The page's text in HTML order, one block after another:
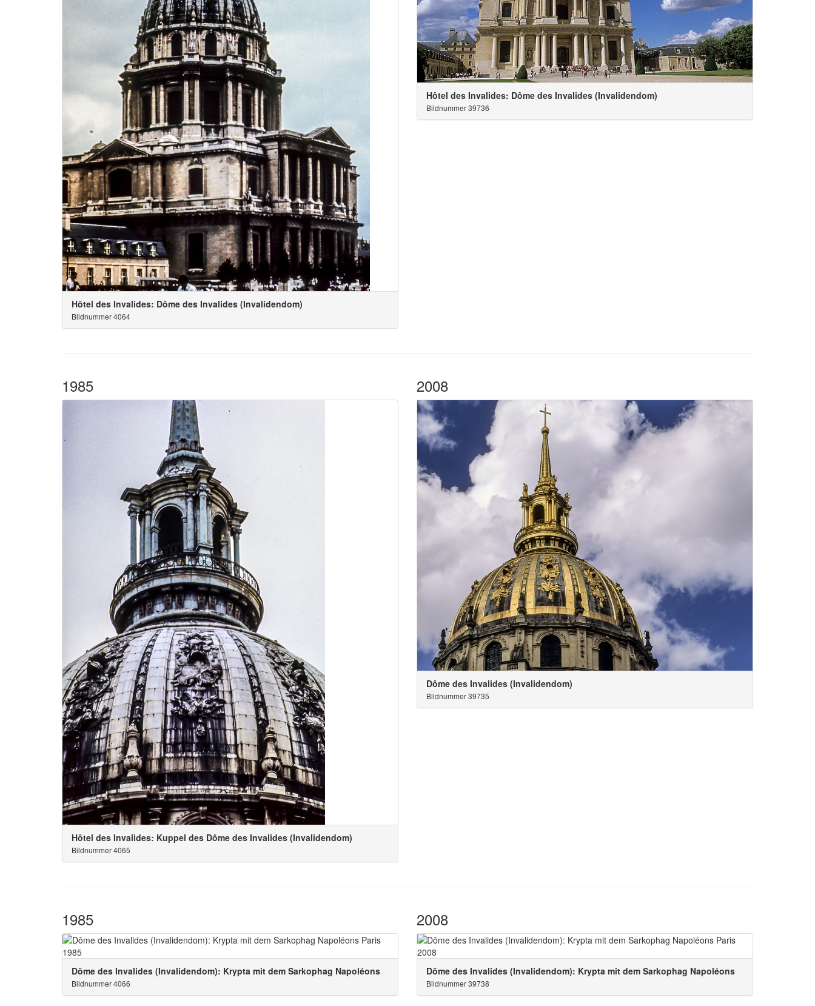
Hôtel des Invalides: Dôme des Invalides (Invalidendom)
Bildnummer 4064
Hôtel des Invalides: Dôme des Invalides (Invalidendom)
Bildnummer 39736
1985
Hôtel des Invalides: Kuppel des Dôme des Invalides (Invalidendom)
Bildnummer 4065
2008
Dôme des Invalides (Invalidendom)
Bildnummer 39735
1985
Dôme des Invalides (Invalidendom): Krypta mit dem Sarkophag Napoléons
Bildnummer 4066
2008
Dôme des Invalides (Invalidendom): Krypta mit dem Sarkophag Napoléons
Bildnummer 39738